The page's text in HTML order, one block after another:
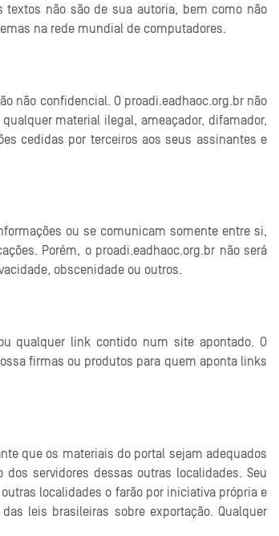
textos não são de sua autoria, bem como não
na rede mundial de computadores.
não confidencial. O proadi.eadhaoc.org.br não
material ilegal, ameaçador, difamador,
cedidas por terceiros aos seus assinantes e
ou se comunicam somente entre si,
Porém, o proadi.eadhaoc.org.br não será
obscenidade ou outros.
qualquer link contido num site apontado. O
firmas ou produtos para quem aponta links
que os materiais do portal sejam adequados
servidores dessas outras localidades. Seu
localidades o farão por iniciativa própria e
leis brasileiras sobre exportação. Qualquer